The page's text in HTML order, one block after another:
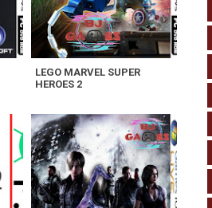
LEGO MARVEL SUPER
HEROES 2